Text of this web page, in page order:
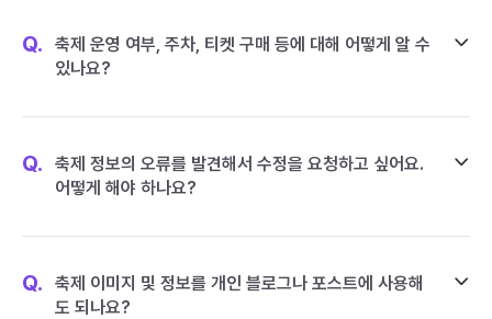
Q.
축제 운영 여부, 주차, 티켓 구매 등에 대해 어떻게 알 수
있나요?
Q.
축제 정보의 오류를 발견해서 수정을 요청하고 싶어요.
어떻게 해야 하나요?
Q.
축제 이미지 및 정보를 개인 블로그나 포스트에 사용해
도 되나요?